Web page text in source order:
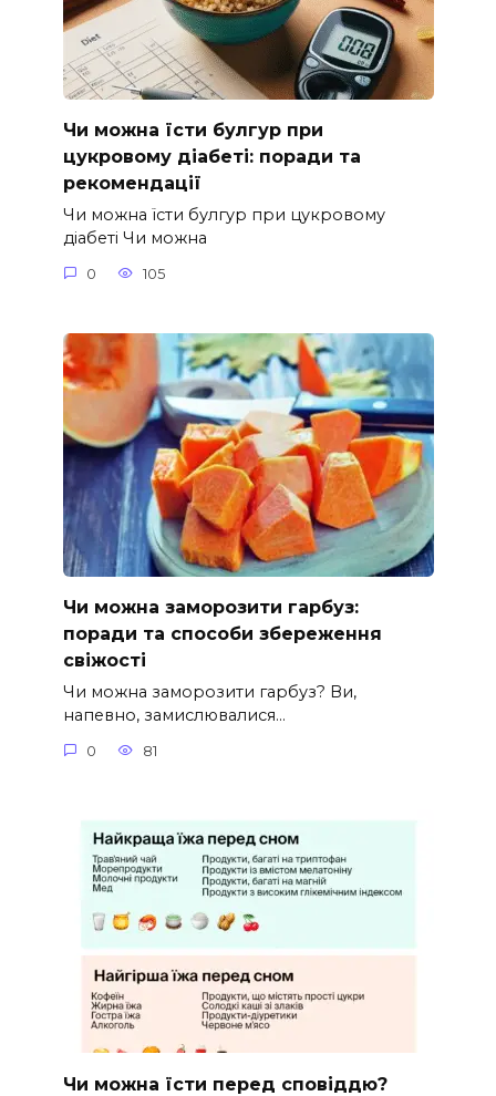
Чи можна їсти булгур при
цукровому діабеті: поради та
рекомендації
Чи можна їсти булгур при цукровому
діабеті Чи можна
0 105
Чи можна заморозити гарбуз:
поради та способи збереження
свіжості
Чи можна заморозити гарбуз? Ви,
напевно, замислювалися…
0 81
Чи можна їсти перед сповіддю?